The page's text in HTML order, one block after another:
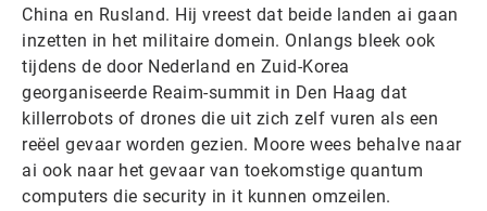
China en Rusland. Hij vreest dat beide landen ai gaan
inzetten in het militaire domein. Onlangs bleek ook
tijdens de door Nederland en Zuid-Korea
georganiseerde Reaim-summit in Den Haag dat
killerrobots of drones die uit zich zelf vuren als een
reëel gevaar worden gezien. Moore wees behalve naar
ai ook naar het gevaar van toekomstige quantum
computers die security in it kunnen omzeilen.